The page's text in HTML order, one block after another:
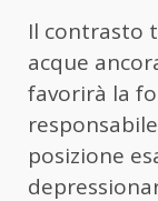
Il contrasto
acque
favorirà la
posizione